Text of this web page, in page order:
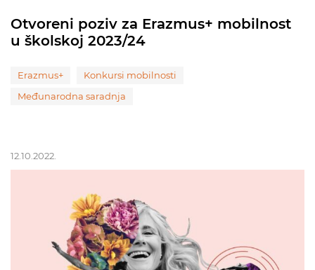
Otvoreni poziv za Erazmus+ mobilnost
u školskoj 2023/24
Erazmus+
Konkursi mobilnosti
Međunarodna saradnja
12.10.2022.